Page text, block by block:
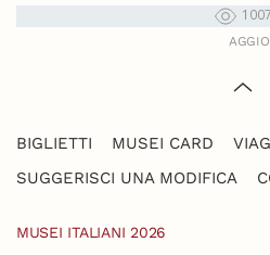
1007
BIGLIETTI MUSEI CARD
SUGGERISCI UNA MODIFICA
MUSEI ITALIANI 2026